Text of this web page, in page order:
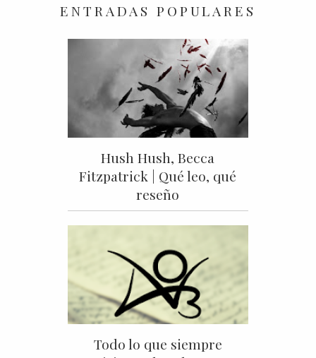
ENTRADAS POPULARES
Hush Hush, Becca
Fitzpatrick | Qué leo, qué
reseño
Todo lo que siempre